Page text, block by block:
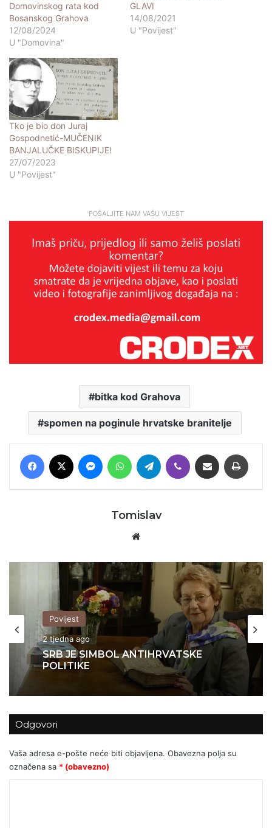
Domovinskog rata kod
Bosanskog Grahova
12/08/2024
U "Domovina"
GLAVI
14/08/2021
U "Povijest"
Tko je bio don Juraj
Gospodnetić-MUČENIK
BANJALUČKE BISKUPIJE!
27/07/2023
U "Povijest"
POŠALJITE NAM VAŠU VIJEST
bitka kod Grahova
spomen na poginule hrvatske branitelje
Facebook MessengerWhatsAppTelegram Viber Podijeli putem E-maila
Tomislav
Povijest
2 tjedna ago
SRB JE SIMBOL ANTIHRVATSKE
POLITIKE
Odgovori
Vaša adresa e-pošte neće biti objavljena. Obavezna polja su
označena sa * (obavezno)